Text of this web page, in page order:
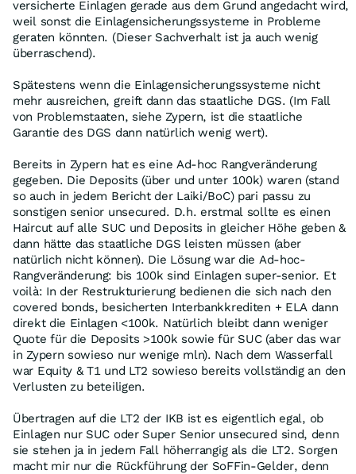
versicherte Einlagen gerade aus dem Grund angedacht wird,
weil sonst die Einlagensicherungssysteme in Probleme
geraten könnten. (Dieser Sachverhalt ist ja auch wenig
überraschend).
Spätestens wenn die Einlagensicherungssysteme nicht
mehr ausreichen, greift dann das staatliche DGS. (Im Fall
von Problemstaaten, siehe Zypern, ist die staatliche
Garantie des DGS dann natürlich wenig wert).
Bereits in Zypern hat es eine Ad-hoc Rangveränderung
gegeben. Die Deposits (über und unter 100k) waren (stand
so auch in jedem Bericht der Laiki/BoC) pari passu zu
sonstigen senior unsecured. D.h. erstmal sollte es einen
Haircut auf alle SUC und Deposits in gleicher Höhe geben &
dann hätte das staatliche DGS leisten müssen (aber
natürlich nicht können). Die Lösung war die Ad-hoc-
Rangveränderung: bis 100k sind Einlagen super-senior. Et
voilà: In der Restrukturierung bedienen die sich nach den
covered bonds, besicherten Interbankkrediten + ELA dann
direkt die Einlagen <100k. Natürlich bleibt dann weniger
Quote für die Deposits >100k sowie für SUC (aber das war
in Zypern sowieso nur wenige mln). Nach dem Wasserfall
war Equity & T1 und LT2 sowieso bereits vollständig an den
Verlusten zu beteiligen.
Übertragen auf die LT2 der IKB ist es eigentlich egal, ob
Einlagen nur SUC oder Super Senior unsecured sind, denn
sie stehen ja in jedem Fall höherrangig als die LT2. Sorgen
macht mir nur die Rückführung der SoFFin-Gelder, denn